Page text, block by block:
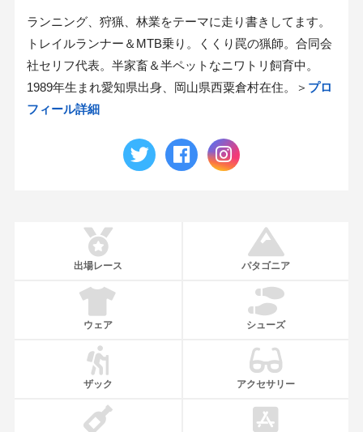
ランニング、狩猟、林業をテーマに走り書きしてます。
トレイルランナー＆MTB乗り。くくり罠の猟師。合同会
社セリフ代表。半家畜＆半ペットなニワトリ飼育中。
1989年生まれ愛知県出身、岡山県西粟倉村在住。＞ プロ
フィール詳細
出場レース パタゴニア
ウェア シューズ
ザック アクセサリー